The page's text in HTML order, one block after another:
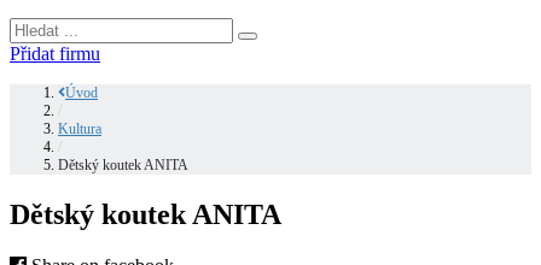
Přidat firmu
Úvod
Kultura
Dětský koutek ANITA
Dětský koutek ANITA